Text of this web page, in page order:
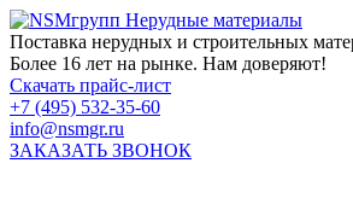
Нерудные материалы
Поставка нерудных и строительных
Более 16 лет на рынке. Нам доверяют!
Скачать прайс-лист
+7 (495) 532-35-60
info@nsmgr.ru
ЗАКАЗАТЬ ЗВОНОК